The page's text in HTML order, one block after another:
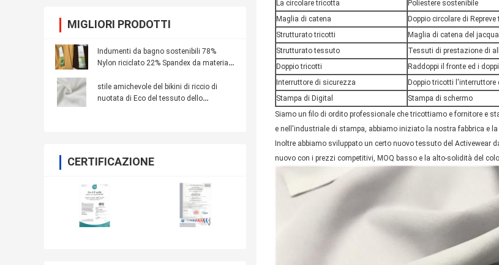
MIGLIORI PRODOTTI
Indumenti da bagno sostenibili 78%
Nylon riciclato 22% Spandex da materiali
stile amichevole del bikini di riccio di
nuotata di Eco del tessuto dello
CERTIFICAZIONE
La circolare tricotta
Poliestere sostenibile
Maglia di catena
Doppio circolare di
Strutturato tricotti
Maglia di catena del
Strutturato tessuto
Tessuti di prestazione di
Doppio tricotti
Raddoppi il fronte ed i
Interruttore di sicurezza
Doppio tricotti l'interruttore
Stampa di Digital
Stampa di schermo
Siamo un filo di ordito professionale che tricottiamo e fornitore e
e nell'industriale di stampa, abbiamo iniziato la nostra fabbrica e
Inoltre abbiamo sviluppato un certo nuovo tessuto del
nuovo con i prezzi competitivi, MOQ basso e la alto-solidità del